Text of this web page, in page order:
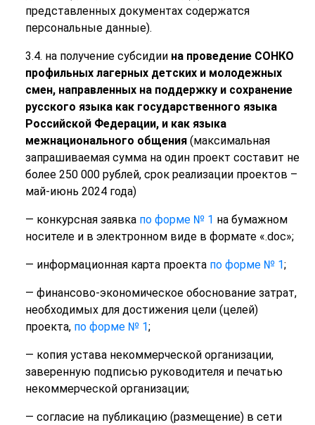
представленных документах содержатся
персональные данные).
3.4. на получение субсидии на проведение СОНКО
профильных лагерных детских и молодежных
смен, направленных на поддержку и сохранение
русского языка как государственного языка
Российской Федерации, и как языка
межнационального общения (максимальная
запрашиваемая сумма на один проект составит не
более 250 000 рублей, срок реализации проектов –
май-июнь 2024 года)
— конкурсная заявка по форме № 1 на бумажном
носителе и в электронном виде в формате «.doc»;
— информационная карта проекта по форме № 1;
— финансово-экономическое обоснование затрат,
необходимых для достижения цели (целей)
проекта, по форме № 1;
— копия устава некоммерческой организации,
заверенную подписью руководителя и печатью
некоммерческой организации;
— согласие на публикацию (размещение) в сети